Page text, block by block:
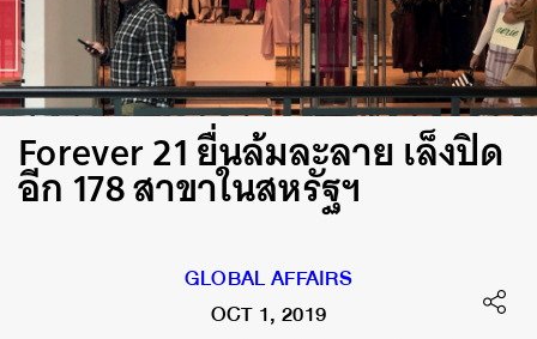
Forever 21 ยื่นล้มละลาย เล็งปิด
อีก 178 สาขาในสหรัฐฯ
GLOBAL AFFAIRS
OCT 1, 2019